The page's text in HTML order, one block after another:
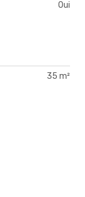
Oui
35 m²